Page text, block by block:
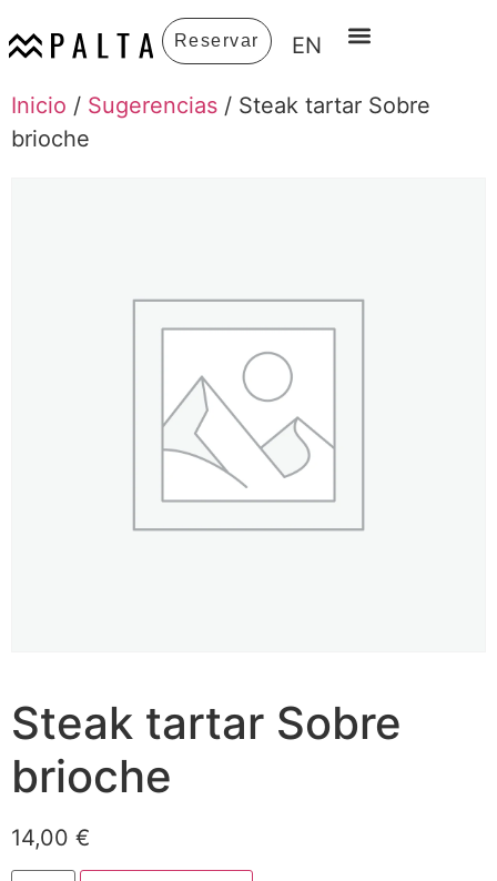
Reservar EN
Inicio / Sugerencias / Steak tartar Sobre
brioche
Steak tartar Sobre
brioche
14,00 €